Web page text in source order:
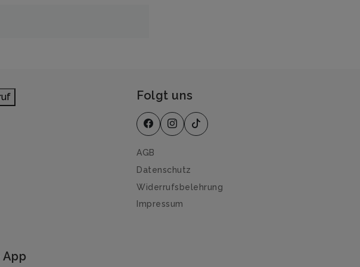
Folgt uns
AGB
Datenschutz
Widerrufsbelehrung
Impressum